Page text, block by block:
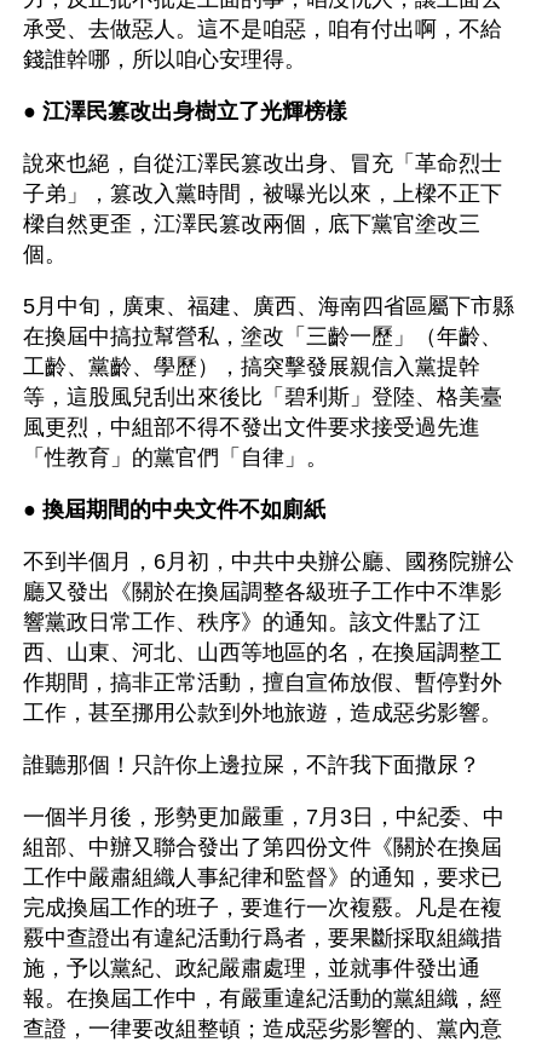
承受、去做惡人。這不是咱惡，咱有付出啊，不給
錢誰幹哪，所以咱心安理得。
● 江澤民篡改出身樹立了光輝榜樣
說來也絕，自從江澤民篡改出身、冒充「革命烈士
子弟」，篡改入黨時間，被曝光以來，上樑不正下
樑自然更歪，江澤民篡改兩個，底下黨官塗改三
個。
5月中旬，廣東、福建、廣西、海南四省區屬下市縣
在換屆中搞拉幫營私，塗改「三齡一歷」（年齡、
工齡、黨齡、學歷），搞突擊發展親信入黨提幹
等，這股風兒刮出來後比「碧利斯」登陸、格美臺
風更烈，中組部不得不發出文件要求接受過先進
「性教育」的黨官們「自律」。
● 換屆期間的中央文件不如廁紙
不到半個月，6月初，中共中央辦公廳、國務院辦公
廳又發出《關於在換屆調整各級班子工作中不準影
響黨政日常工作、秩序》的通知。該文件點了江
西、山東、河北、山西等地區的名，在換屆調整工
作期間，搞非正常活動，擅自宣佈放假、暫停對外
工作，甚至挪用公款到外地旅遊，造成惡劣影響。
誰聽那個！只許你上邊拉屎，不許我下面撒尿？
一個半月後，形勢更加嚴重，7月3日，中紀委、中
組部、中辦又聯合發出了第四份文件《關於在換屆
工作中嚴肅組織人事紀律和監督》的通知，要求已
完成換屆工作的班子，要進行一次複覈。凡是在複
覈中查證出有違紀活動行爲者，要果斷採取組織措
施，予以黨紀、政紀嚴肅處理，並就事件發出通
報。在換屆工作中，有嚴重違紀活動的黨組織，經
查證，一律要改組整頓；造成惡劣影響的、黨內意